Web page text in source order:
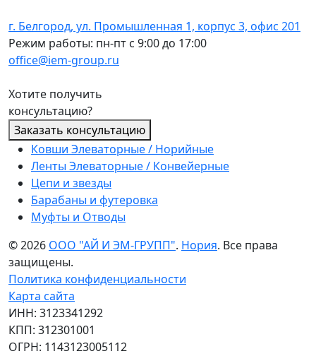
г. Белгород, ул. Промышленная 1, корпус 3, офис 201
Режим работы: пн-пт с 9:00 до 17:00
office@iem-group.ru
Хотите получить
консультацию?
Заказать консультацию
Ковши Элеваторные / Норийные
Ленты Элеваторные / Конвейерные
Цепи и звезды
Барабаны и футеровка
Муфты и Отводы
© 2026 ООО "АЙ И ЭМ-ГРУПП". Нория. Все права
защищены.
Политика конфиденциальности
Карта сайта
ИНН: 3123341292
КПП: 312301001
ОГРН: 1143123005112